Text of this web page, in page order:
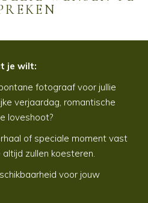
je wilt:
fotograaf voor jullie
verjaardag, romantische
loveshoot?
of speciale moment vast
zullen koesteren.
voor jouw